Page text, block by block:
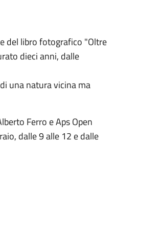
del libro fotografico "Oltre
dieci anni, dalle
una natura vicina ma
Ferro e Aps Open
dalle 9 alle 12 e dalle